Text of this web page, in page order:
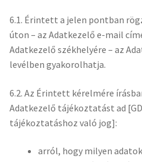
6.1. Érintett a jelen pontban
úton – az Adatkezelő e-mail
Adatkezelő székhelyére – az
levélben gyakorolhatja.
6.2. Az Érintett kérelmére
Adatkezelő tájékoztatást ad
tájékoztatáshoz való jog]:
arról, hogy milyen